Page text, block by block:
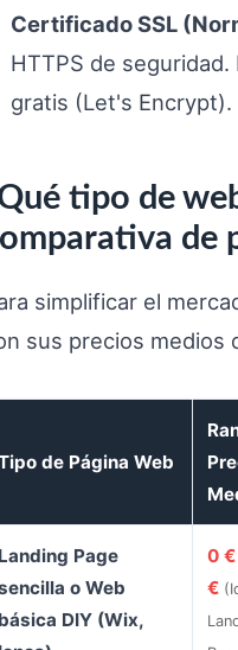
Certificado SSL
HTTPS de
gratis (Let's
tipo de
de
simplificar el
sus precios medios
de Página Web
Landing Page
o Web
básica DIY (Wix,
0
€